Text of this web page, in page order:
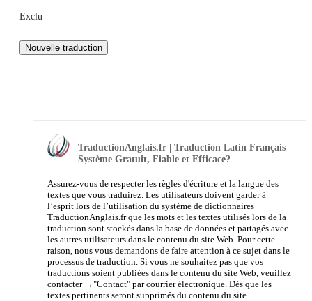
Exclu
TraductionAnglais.fr | Traduction Latin Français
Système Gratuit, Fiable et Efficace?
Assurez-vous de respecter les règles d'écriture et la langue des
textes que vous traduirez. Les utilisateurs doivent garder à
l’esprit lors de l’utilisation du système de dictionnaires
TraductionAnglais.fr que les mots et les textes utilisés lors de la
traduction sont stockés dans la base de données et partagés avec
les autres utilisateurs dans le contenu du site Web. Pour cette
raison, nous vous demandons de faire attention à ce sujet dans le
processus de traduction. Si vous ne souhaitez pas que vos
traductions soient publiées dans le contenu du site Web, veuillez
contacter →"Contact" par courrier électronique. Dès que les
textes pertinents seront supprimés du contenu du site.